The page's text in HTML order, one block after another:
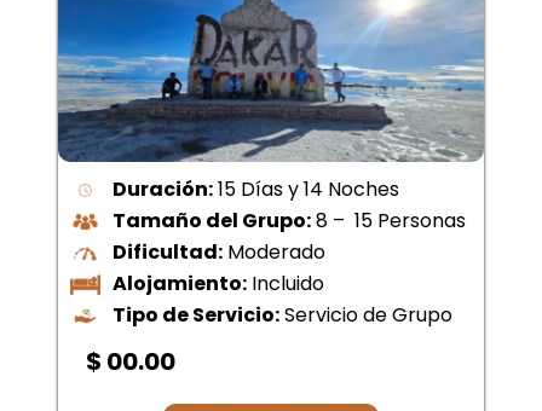
Duración:15 Días y 14 Noches
Tamaño del Grupo:8 – 15 Personas
Dificultad:Moderado
Alojamiento:Incluido
Tipo de Servicio:Servicio de Grupo
$ 00.00